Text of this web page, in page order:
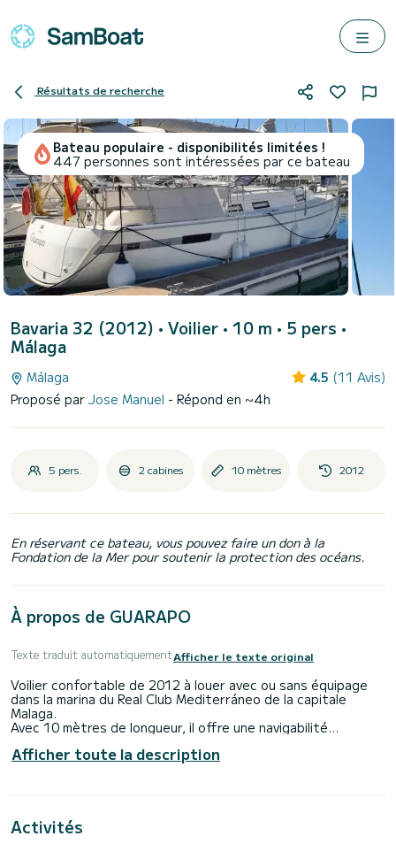
Résultats de recherche
Bateau populaire - disponibilités limitées !
447 personnes sont intéressées par ce bateau
Bavaria 32 (2012) • Voilier • 10 m • 5 pers •
Málaga
Málaga 4.5 (11 Avis)
Proposé par Jose Manuel - Répond en ~4h
5 pers. 2 cabines 10 mètres 2012
En réservant ce bateau, vous pouvez faire un don à la
Fondation de la Mer pour soutenir la protection des océans.
À propos de GUARAPO
Texte traduit automatiquementAfficher le texte original
Voilier confortable de 2012 à louer avec ou sans équipage
dans la marina du Real Club Mediterráneo de la capitale
Malaga.
Avec 10 mètres de longueur, il offre une navigabilité
amis et explorer la Costa del Sol sous un autre angle.
Son intérieur, avec 2 cabines et 1 salle de bain, offre une
cuisine avec four, réfrigérateur, télévision et système audio.
A l'extérieur, il dispose d'un solarium à l'avant et d'une
Afficher toute la description
Activités